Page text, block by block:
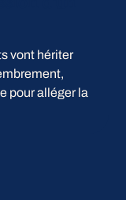
vont hériter
pour alléger la